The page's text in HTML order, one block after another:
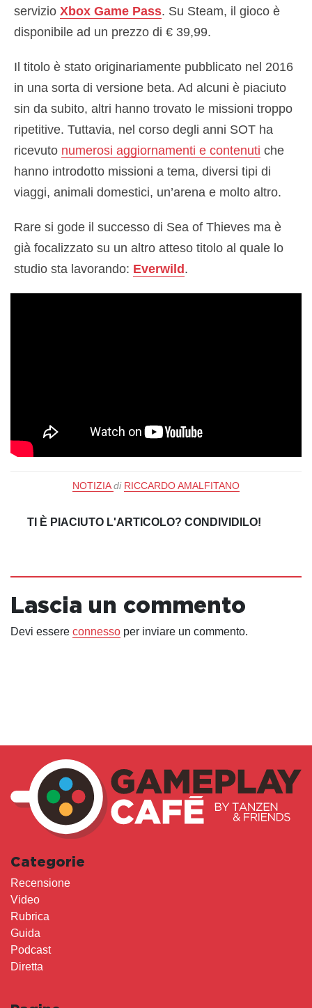
servizio Xbox Game Pass. Su Steam, il gioco è
disponibile ad un prezzo di € 39,99.
Il titolo è stato originariamente pubblicato nel 2016
in una sorta di versione beta. Ad alcuni è piaciuto
sin da subito, altri hanno trovato le missioni troppo
ripetitive. Tuttavia, nel corso degli anni SOT ha
ricevuto numerosi aggiornamenti e contenuti che
hanno introdotto missioni a tema, diversi tipi di
viaggi, animali domestici, un’arena e molto altro.
Rare si gode il successo di Sea of ​​Thieves ma è
già focalizzato su un altro atteso titolo al quale lo
studio sta lavorando: Everwild .
NOTIZIA di RICCARDO AMALFITANO
TI È PIACIUTO L'ARTICOLO? CONDIVIDILO!
Lascia un commento
Devi essere connesso per inviare un commento.
Categorie
Recensione
Video
Rubrica
Guida
Podcast
Diretta